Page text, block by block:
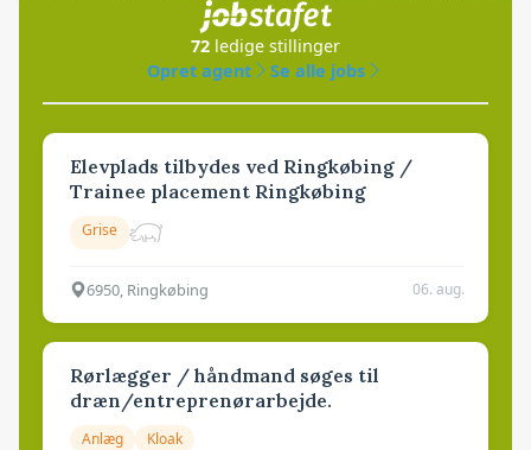
72 ledige stillinger
Opret agent
Se alle jobs
Elevplads tilbydes ved Ringkøbing /
Trainee placement Ringkøbing
Grise
6950, Ringkøbing 06. aug.
Rørlægger / håndmand søges til
dræn/entreprenørarbejde.
Anlæg Kloak